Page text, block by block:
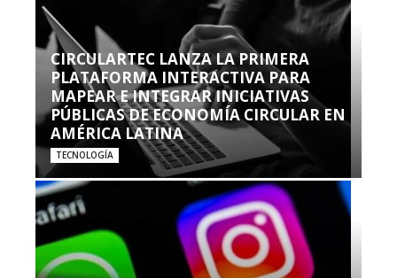
CIRCULARTEC LANZA LA PRIMERA
PLATAFORMA INTERACTIVA PARA
MAPEAR E INTEGRAR INICIATIVAS
PÚBLICAS DE ECONOMÍA CIRCULAR EN
AMÉRICA LATINA
TECNOLOGÍA